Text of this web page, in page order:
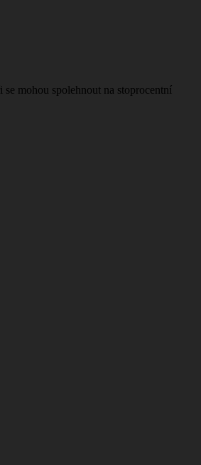
mohou spolehnout na stoprocentní